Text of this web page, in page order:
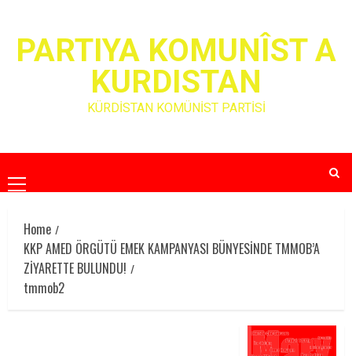
contentPARTIYA KOMUNÎST A
KURDISTAN
KÜRDİSTAN KOMÜNİST PARTİSİ
Primary
Menu
Home
KKP AMED ÖRGÜTÜ EMEK KAMPANYASI BÜNYESİNDE TMMOB’A
ZİYARETTE BULUNDU!
tmmob2